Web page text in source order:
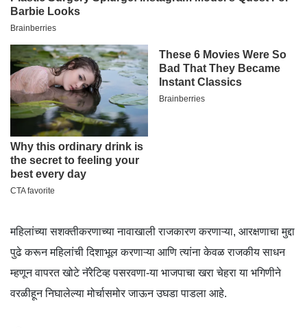
महिलांच्या सशक्तीकरणाच्या नावाखाली राजकारण करणाऱ्या, आरक्षणाचा मुद्दा
पुढे करून महिलांची दिशाभूल करणाऱ्या आणि त्यांना केवळ राजकीय साधन
म्हणून वापरत खोटे नॅरेटिव्ह पसरवणा-या भाजपाचा खरा चेहरा या भगिणीने
वरळीहून निघालेल्या मोर्चासमोर जाऊन उघडा पाडला आहे.